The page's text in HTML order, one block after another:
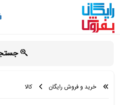
خرید و فروش رایگان کالا